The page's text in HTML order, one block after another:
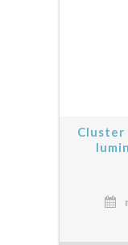
Cluster